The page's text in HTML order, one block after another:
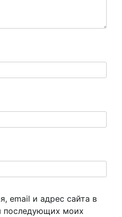
email и адрес сайта в
последующих моих